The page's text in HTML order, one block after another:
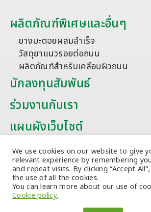
ผลิตภัณฑ์พิเศษและอื่นๆ
ยางมะตอยผสมสำเร็จ
วัสดุยาแนวรอยต่อถนน
ผลิตภัณฑ์สำหรับเคลือบผิวถนน
นักลงทุนสัมพันธ์
ร่วมงานกับเรา
แผนผังเว็บไซต์
บทความ
We use cookies on our website to give
relevant experience by remembering
and repeat visits. By clicking “Accept
the use of all the cookies.
You can learn more about our use of
Cookie policy.